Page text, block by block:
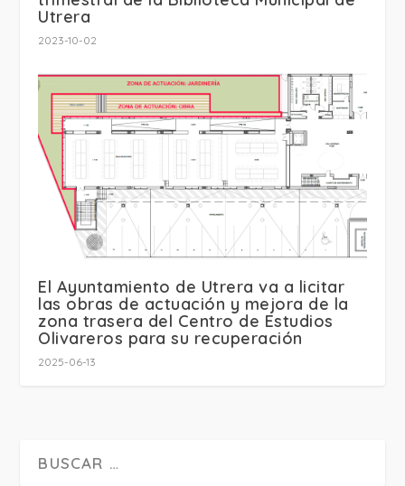
Utrera
2023-10-02
El Ayuntamiento de Utrera va a licitar
las obras de actuación y mejora de la
zona trasera del Centro de Estudios
Olivareros para su recuperación
2025-06-13